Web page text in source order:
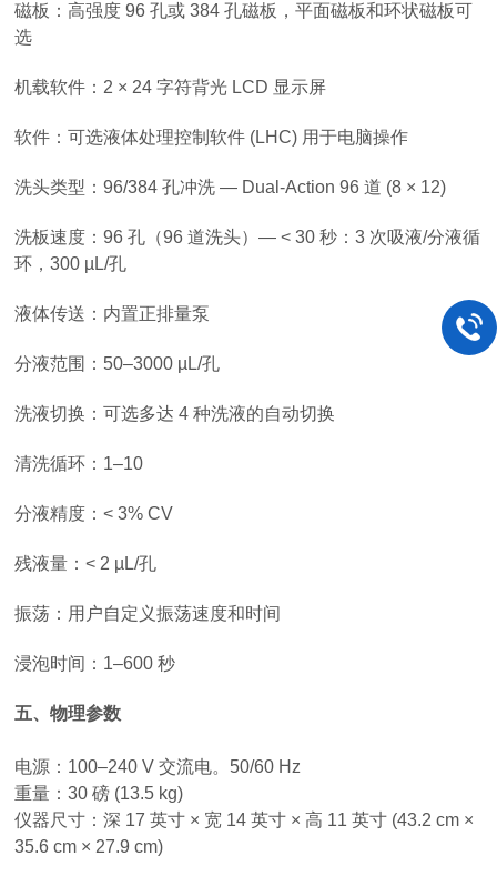
磁板：高强度 96 孔或 384 孔磁板，平面磁板和环状磁板可
选
机载软件：2 × 24 字符背光 LCD 显示屏
软件：可选液体处理控制软件 (LHC) 用于电脑操作
洗头类型：96/384 孔冲洗 ― Dual-Action 96 道 (8 × 12)
洗板速度：96 孔（96 道洗头）― < 30 秒：3 次吸液/分液循
环，300 µL/孔
液体传送：内置正排量泵
分液范围：50–3000 µL/孔
洗液切换：可选多达 4 种洗液的自动切换
清洗循环：1–10
分液精度：< 3% CV
残液量：< 2 µL/孔
振荡：用户自定义振荡速度和时间
浸泡时间：1–600 秒
五、物理参数
电源：100–240 V 交流电。50/60 Hz
重量：30 磅 (13.5 kg)
仪器尺寸：深 17 英寸 × 宽 14 英寸 × 高 11 英寸 (43.2 cm ×
35.6 cm × 27.9 cm)